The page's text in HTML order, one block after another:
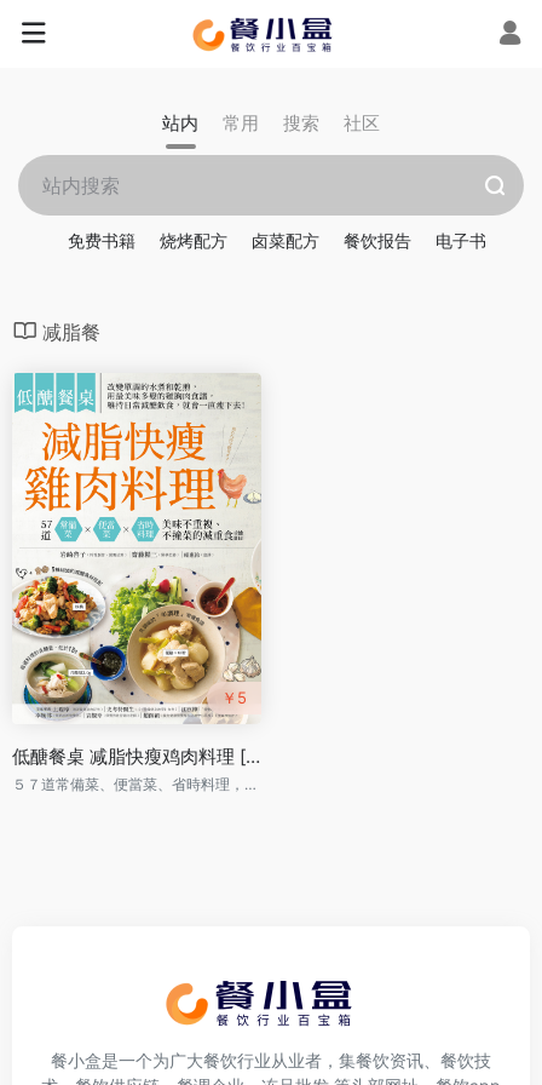
站内 常用 搜索 社区
免费书籍 烧烤配方 卤菜配方 餐饮报告 电子书
减脂餐
￥5
低醣餐桌 减脂快瘦鸡肉料理 [日](岩崎啓子 繁体) PDF下载
５７道常備菜、便當菜、省時料理，美味不重複、不撞菜的減重食譜
餐小盒是一个为广大餐饮行业从业者，集餐饮资讯、餐饮技